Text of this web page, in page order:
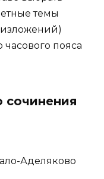
темы
изложений)
пояса
сочинения
Аделяково